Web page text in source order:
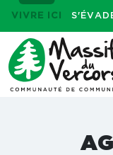
VIVRE ICI